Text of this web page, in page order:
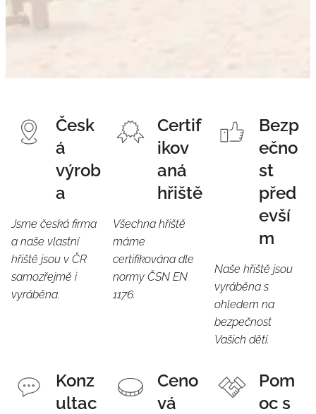
Česk
á
výrob
a
Jsme česká firma
a naše vlastní
hřiště jsou v ČR
samozřejmě i
vyráběna.
Certif
ikov
aná
hřiště
Všechna hřiště
máme
certifikována dle
normy ČSN EN
1176.
Bezp
ečno
st
před
evší
m
Naše hřiště jsou
vyráběna s
ohledem na
bezpečnost
Vašich dětí.
Konz
ultac
Ceno
vá
Pom
oc s